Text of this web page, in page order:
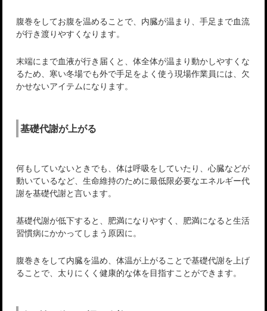
腹巻をしてお腹を温めることで、内臓が温まり、手足まで血流
が行き渡りやすくなります。
末端にまで血液が行き届くと、体全体が温まり動かしやすくな
るため、寒い冬場でも外で手足をよく使う現場作業員には、欠
かせないアイテムになります。
基礎代謝が上がる
何もしていないときでも、体は呼吸をしていたり、心臓などが
動いているなど、生命維持のために最低限必要なエネルギー代
謝を基礎代謝と言います。
基礎代謝が低下すると、肥満になりやすく、肥満になると生活
習慣病にかかってしまう原因に。
腹巻きをして内臓を温め、体温が上がることで基礎代謝を上げ
ることで、太りにくく健康的な体を目指すことができます。